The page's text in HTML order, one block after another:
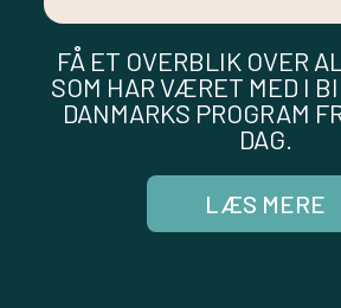
FÅ ET OVERBLIK OVER
SOM HAR VÆRET MED I
DANMARKS PROGRAM
DAG.
LÆS MERE